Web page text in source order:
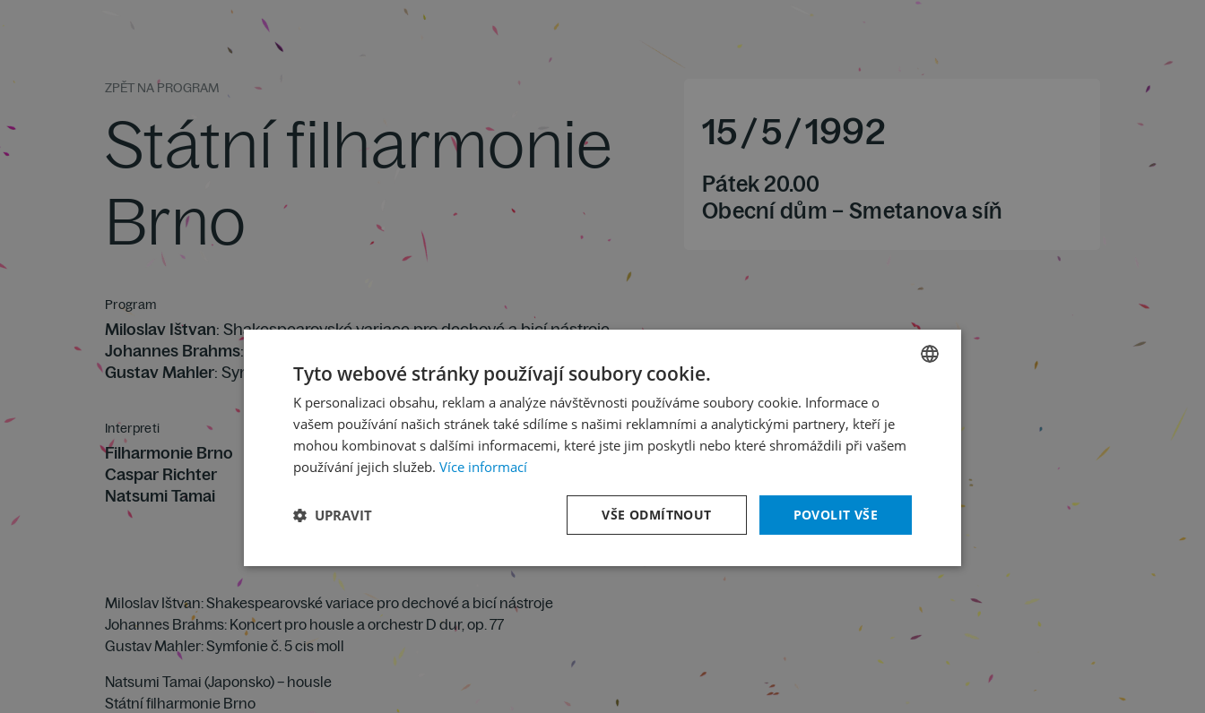
ZPĚT NA PROGRAM
Státní filharmonie
Brno
Program
Miloslav Ištvan: Shakespearovské variace pro dechové a bicí nástroje
Johannes Brahms: Koncert pro housle a orchestr D dur op. 77
Gustav Mahler: Symfonie č. 5 cis moll
Interpreti
Filharmonie Brno
Caspar Richter
Natsumi Tamai
15/5/1992
Pátek 20.00
Obecní dům – Smetanova síň
Miloslav Ištvan: Shakespearovské variace pro dechové a bicí nástroje
Johannes Brahms: Koncert pro housle a orchestr D dur, op. 77
Gustav Mahler: Symfonie č. 5 cis moll
Natsumi Tamai (Japonsko) – housle
Státní filharmonie Brno
ENGLISH
Tyto webové stránky používají soubory cookie.
K personalizaci obsahu, reklam a analýze návštěvnosti používáme soubory cookie. Informace o
vašem používání našich stránek také sdílíme s našimi reklamními a analytickými partnery, kteří je
mohou kombinovat s dalšími informacemi, které jste jim poskytli nebo které shromáždili při vašem
používání jejich služeb. Více informací
POVOLIT VŠE
VŠE ODMÍTNOUT
UPRAVIT